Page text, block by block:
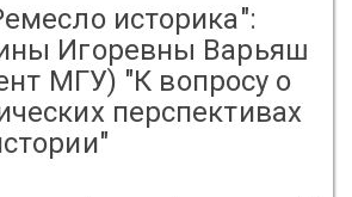
историка":
Игоревны Варьяш
МГУ) "К вопросу о
перспективах